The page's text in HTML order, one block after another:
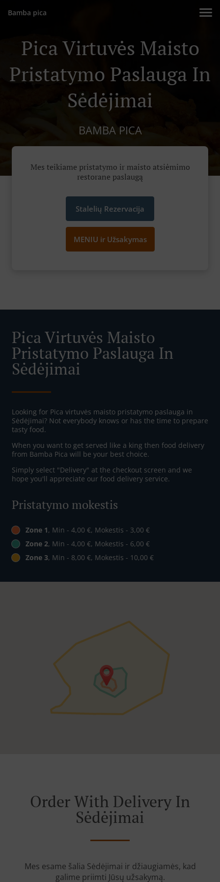
Bamba pica
Pica Virtuvės Maisto
Pristatymo Paslauga In
Sėdėjimai
BAMBA PICA
Mes teikiame pristatymo ir maisto atsiėmimo
restorane paslaugą
Stalelių Rezervacija
MENIU ir Užsakymas
Pica Virtuvės Maisto
Pristatymo Paslauga In
Sėdėjimai
Looking for Pica virtuvės maisto pristatymo paslauga in
Sėdėjimai? Not everybody knows or has the time to prepare
tasty food.
When you want to get served like a king then food delivery
from Bamba Pica will be your best choice.
Simply select "Delivery" at the checkout screen and we
hope you'll appreciate our food delivery service.
Pristatymo mokestis
Zone 1, Min - 4,00 €, Mokestis - 3,00 €
Zone 2, Min - 4,00 €, Mokestis - 6,00 €
Zone 3, Min - 8,00 €, Mokestis - 10,00 €
Order With Delivery In
Sėdėjimai
Mes esame šalia Sėdėjimai ir džiaugiamės, kad
galime priimti Jūsų užsakymą.